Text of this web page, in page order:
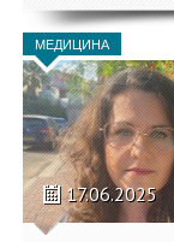
МЕДИЦИНА
17.06.2025